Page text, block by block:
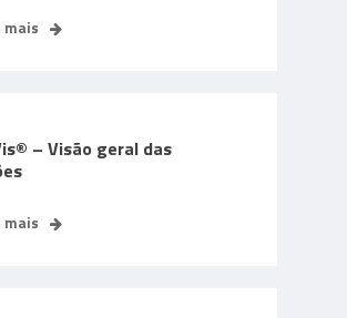
mais
– Visão geral das
mais